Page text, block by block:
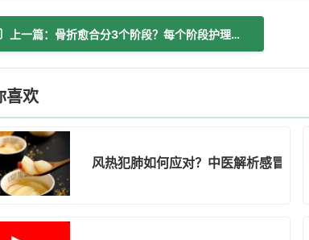
上一篇：骨折愈合分3个阶段？每个阶段护理重点大不同
喜欢
风热犯肺如何应对？中医解析感冒分